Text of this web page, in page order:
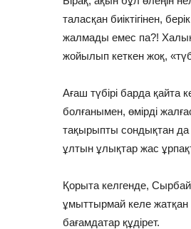
таласқан биіктігінен,
жалмады емес па?!
жойылып кеткен жоқ,
Ағаш түбірі барда қайта
болғанымен, өмірді
тақырыпты сондықтан
ұлтын ұлықтар жас
Қорыта келгенде,
ұмыттырмай келе жатқан
бағамдатар құдірет.